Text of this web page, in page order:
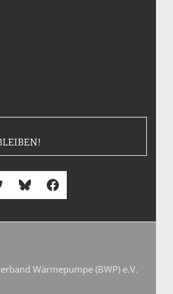
Bluesky Facebook
Wärmepumpe (BWP) e.V.